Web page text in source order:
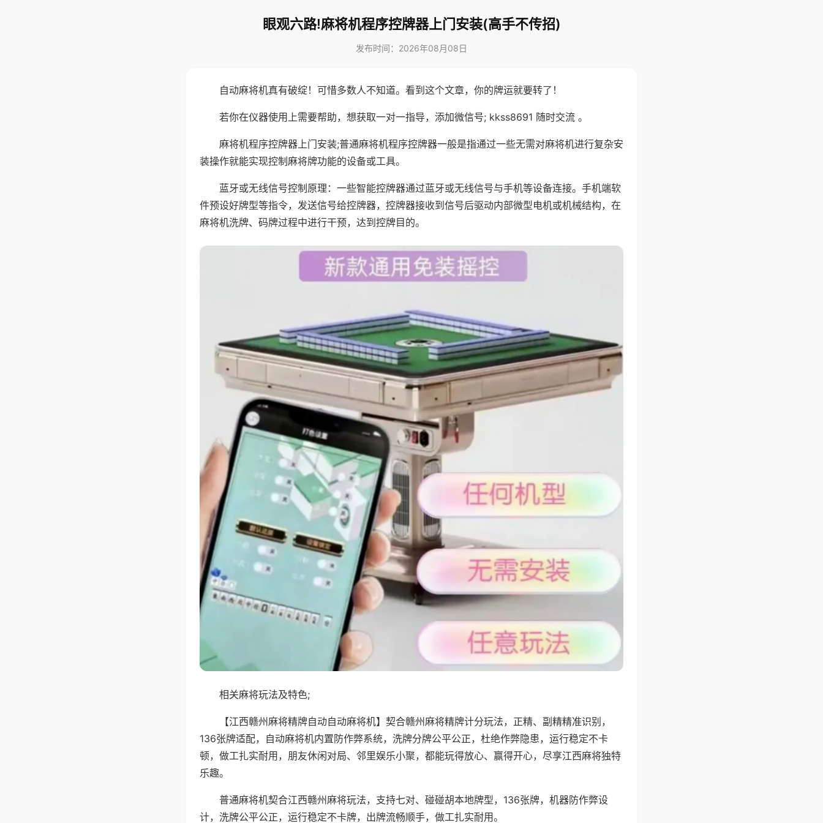
眼观六路!麻将机程序控牌器上门安装(高手不传招)
发布时间：2026年08月08日
自动麻将机真有破绽！可惜多数人不知道。看到这个文章，你的牌运就要转了！
若你在仪器使用上需要帮助，想获取一对一指导，添加微信号; kkss8691 随时交流 。
麻将机程序控牌器上门安装;普通麻将机程序控牌器一般是指通过一些无需对麻将机进行复杂安
装操作就能实现控制麻将牌功能的设备或工具。
蓝牙或无线信号控制原理：一些智能控牌器通过蓝牙或无线信号与手机等设备连接。手机端软
件预设好牌型等指令，发送信号给控牌器，控牌器接收到信号后驱动内部微型电机或机械结构，在
麻将机洗牌、码牌过程中进行干预，达到控牌目的。
相关麻将玩法及特色;
【江西赣州麻将精牌自动自动麻将机】契合赣州麻将精牌计分玩法，正精、副精精准识别，
136张牌适配，自动麻将机内置防作弊系统，洗牌分牌公平公正，杜绝作弊隐患，运行稳定不卡
顿，做工扎实耐用，朋友休闲对局、邻里娱乐小聚，都能玩得放心、赢得开心，尽享江西麻将独特
乐趣。
普通麻将机契合江西赣州麻将玩法，支持七对、碰碰胡本地牌型，136张牌，机器防作弊设
计，洗牌公平公正，运行稳定不卡牌，出牌流畅顺手，做工扎实耐用。